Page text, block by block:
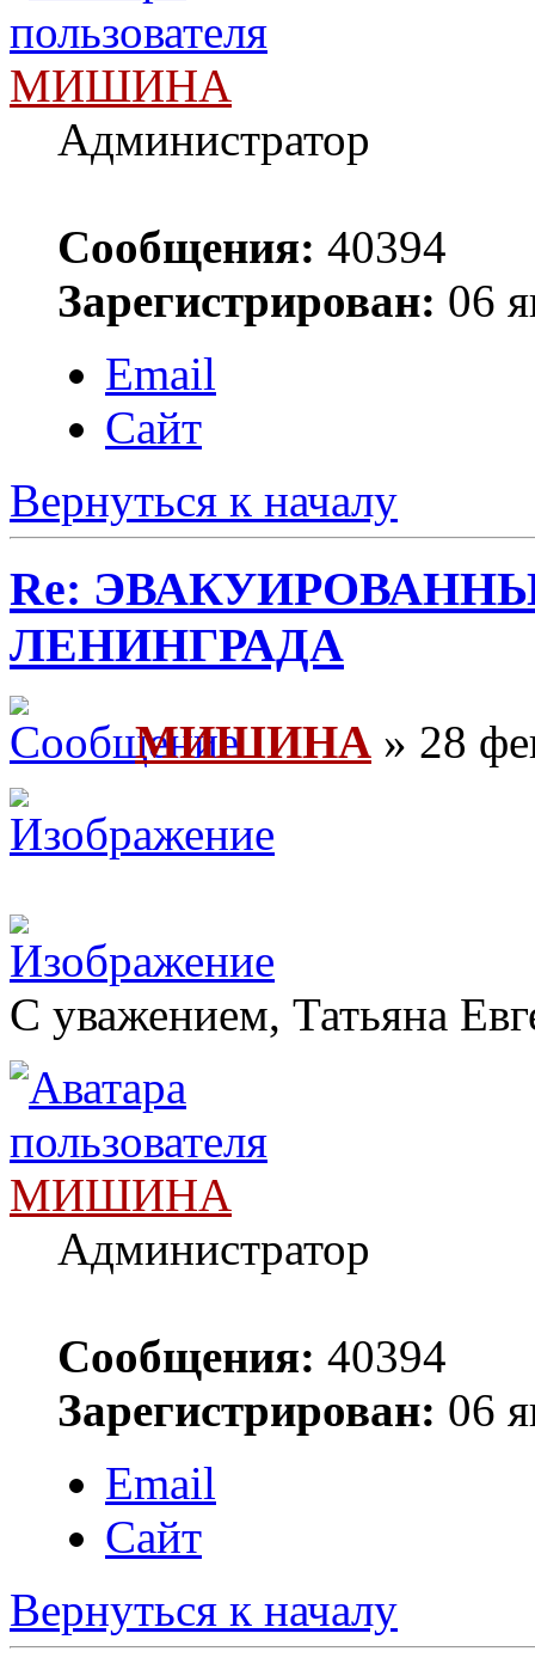
МИШИНА
Администратор
Сообщения: 40394
Зарегистрирован: 06
Email
Сайт
Вернуться к началу
Re:
ЛЕНИНГРАДА
МИШИНА » 28
С уважением, Татьяна
МИШИНА
Администратор
Сообщения: 40394
Зарегистрирован: 06
Email
Сайт
Вернуться к началу